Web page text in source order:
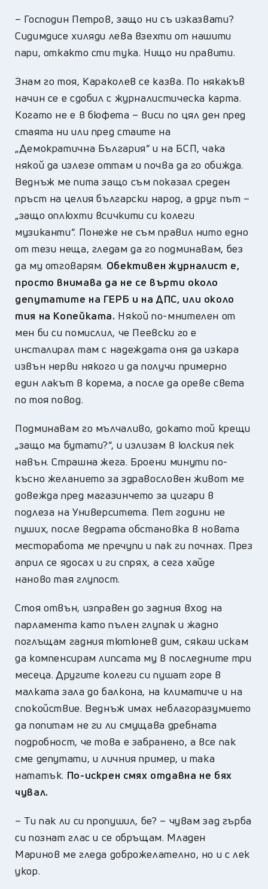
– Господин Петров, защо ни съ изказвати?
Сидимдисе хиляди лева взехти от нашити
пари, откакто сти тука. Нищо ни правити.
Знам го тоя, Караколев се казва. По някакъв
начин се е сдобил с журналистическа карта.
Когато не е в бюфета – виси по цял ден пред
стаята ни или пред стаите на
„Демократична България“ и на БСП, чака
някой да излезе оттам и почва да го обижда.
Веднъж ме пита защо съм показал среден
пръст на целия български народ, а друг път –
„защо оплюхти всичкити си колеги
музиканти“. Понеже не съм правил нито едно
от тези неща, гледам да го подминавам, без
да му отговарям. Обективен журналист е,
просто внимава да не се върти около
депутатите на ГЕРБ и на ДПС, или около
тия на Копейката. Някой по-мнителен от
мен би си помислил, че Пеевски го е
инсталирал там с надеждата оня да изкара
извън нерви някого и да получи примерно
един лакът в корема, а после да ореве света
по тоя повод.
Подминавам го мълчаливо, докато той крещи
„защо ма бутати?“, и излизам в юлския пек
навън. Страшна жега. Броени минути по-
късно желанието за здравословен живот ме
довежда пред магазинчето за цигари в
подлеза на Университета. Пет години не
пуших, после ведрата обстановка в новата
месторабота ме пречупи и пак ги почнах. През
април се ядосах и ги спрях, а сега хайде
наново тая глупост.
Стоя отвън, изправен до задния вход на
парламента като пълен глупак и жадно
поглъщам гадния тютюнев дим, сякаш искам
да компенсирам липсата му в последните три
месеца. Другите колеги си пушат горе в
малката зала до балкона, на климатиче и на
спокойствие. Веднъж имах неблагоразумието
да попитам не ги ли смущава дребната
подробност, че това е забранено, а все пак
сме депутати, и личния пример, и така
нататък. По-искрен смях отдавна не бях
чувал.
– Ти пак ли си пропушил, бе? – чувам зад гърба
си познат глас и се обръщам. Младен
Маринов ме гледа доброжелателно, но и с лек
укор.